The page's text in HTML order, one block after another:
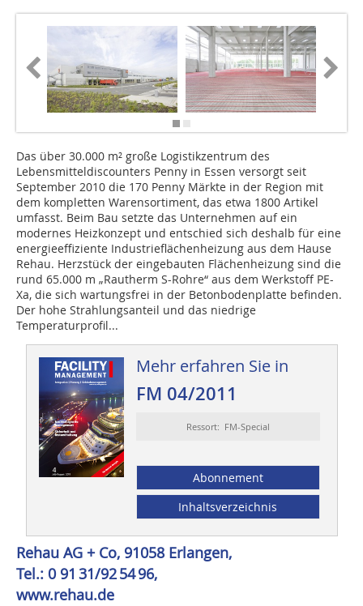
Das über 30.000 m² große Logistikzentrum des
Lebensmitteldiscounters Penny in Essen versorgt seit
September 2010 die 170 Penny Märkte in der Region mit
dem kompletten Warensortiment, das etwa 1800 Artikel
umfasst. Beim Bau setzte das Unternehmen auf ein
modernes Heizkonzept und entschied sich deshalb für eine
energieeffiziente Industrieflächenheizung aus dem Hause
Rehau. Herzstück der eingebauten Flächen­heizung sind die
rund 65.000 m „Rautherm S-Rohre“ aus dem Werkstoff PE-
Xa, die sich wartungsfrei in der Betonboden­platte befinden.
Der hohe Strahlungsanteil und das niedrige
Temperaturprofil...
Mehr erfahren Sie in
FM 04/2011
Ressort: FM-Special
Abonnement
Inhaltsverzeichnis
Rehau AG + Co, 91058 Erlangen,
Tel.: 0 91 31/92 54 96,
www.rehau.de